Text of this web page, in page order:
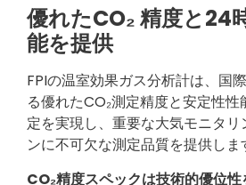
優れたCO₂ 精度と24
能を提供
FPIの温室効果ガス分析計は、国
る優れたCO₂測定精度と安定性
定を実現し、重要な大気モニタ
ンに不可欠な測定品質を提供しま
CO₂精度スペックは技術的優位性